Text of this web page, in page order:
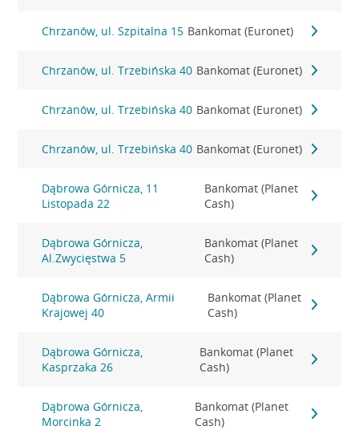
Chrzanów, ul. Szpitalna 15 Bankomat (Euronet)
Chrzanów, ul. Trzebińska 40 Bankomat (Euronet)
Chrzanów, ul. Trzebińska 40 Bankomat (Euronet)
Chrzanów, ul. Trzebińska 40 Bankomat (Euronet)
Dąbrowa Górnicza, 11
Listopada 22
Bankomat (Planet
Cash)
Dąbrowa Górnicza,
Al.Zwycięstwa 5
Bankomat (Planet
Cash)
Dąbrowa Górnicza, Armii
Krajowej 40
Bankomat (Planet
Cash)
Dąbrowa Górnicza,
Kasprzaka 26
Bankomat (Planet
Cash)
Dąbrowa Górnicza,
Morcinka 2
Bankomat (Planet
Cash)